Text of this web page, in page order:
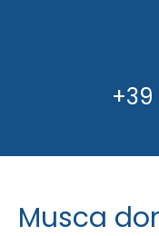
+39
Musca